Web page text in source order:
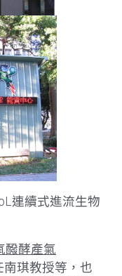
連續式進流生物
醱酵產氣
琪教授等，也